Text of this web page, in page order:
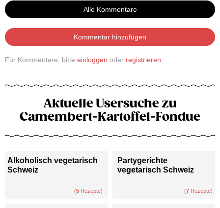
Alle Kommentare
Kommentar hinzufügen
Für Kommentare, bitte einloggen oder registrieren
Aktuelle Usersuche zu
Camembert-Kartoffel-Fondue
Alkoholisch vegetarisch
Schweiz
(5 Rezepte)
Partygerichte
vegetarisch Schweiz
(7 Rezepte)